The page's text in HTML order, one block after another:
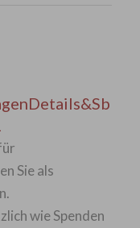
Sie als
wie Spenden